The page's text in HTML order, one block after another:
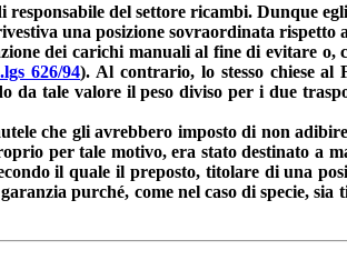
del settore ricambi. Dunque
una posizione sovraordinata
dei carichi manuali al fine di evitare
626/94). Al contrario, lo stesso chiese
da tale valore il peso diviso per i due
che gli avrebbero imposto di non
per tale motivo, era stato destinato a
il quale il preposto, titolare di una
purché, come nel caso di specie, sia